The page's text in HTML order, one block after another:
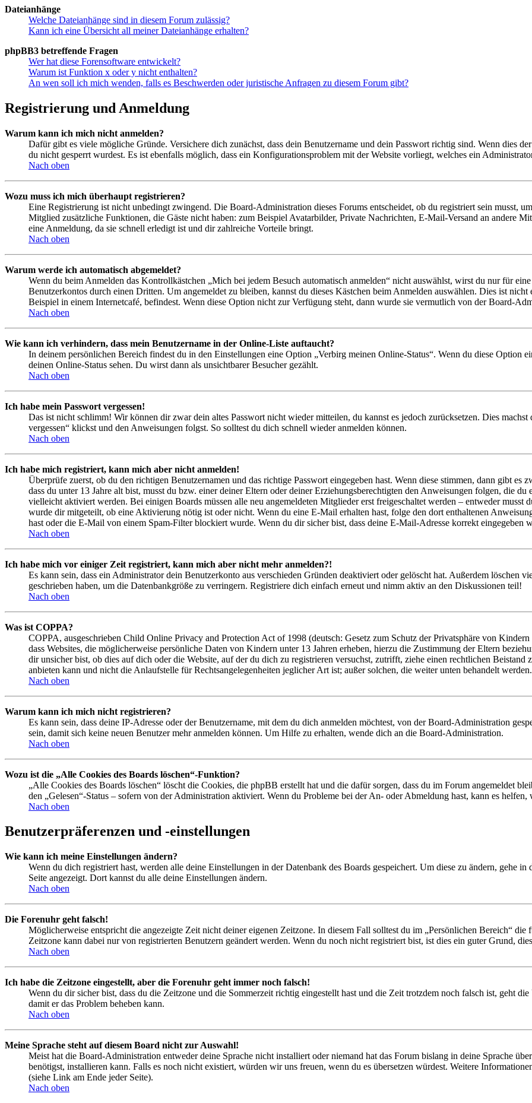
Dateianhänge
Welche Dateianhänge sind in diesem Forum zulässig?
Kann ich eine Übersicht all meiner Dateianhänge erhalten?
phpBB3 betreffende Fragen
Wer hat diese Forensoftware entwickelt?
Warum ist Funktion x oder y nicht enthalten?
An wen soll ich mich wenden, falls es Beschwerden oder juristische Anfragen zu diesem Forum gibt?
Registrierung und Anmeldung
Warum kann ich mich nicht anmelden?
Dafür gibt es viele mögliche Gründe. Versichere dich zunächst, dass dein Benutzername und dein Passwort richtig sind. Wenn dies
du nicht gesperrt wurdest. Es ist ebenfalls möglich, dass ein Konfigurationsproblem mit der Website vorliegt, welches ein
Nach oben
Wozu muss ich mich überhaupt registrieren?
Eine Registrierung ist nicht unbedingt zwingend. Die Board-Administration dieses Forums entscheidet, ob du registriert sein musst,
Mitglied zusätzliche Funktionen, die Gäste nicht haben: zum Beispiel Avatarbilder, Private Nachrichten, E-Mail-Versand an andere
eine Anmeldung, da sie schnell erledigt ist und dir zahlreiche Vorteile bringt.
Nach oben
Warum werde ich automatisch abgemeldet?
Wenn du beim Anmelden das Kontrollkästchen „Mich bei jedem Besuch automatisch anmelden“ nicht auswählst, wirst du nur für
Benutzerkontos durch einen Dritten. Um angemeldet zu bleiben, kannst du dieses Kästchen beim Anmelden auswählen. Dies ist
Beispiel in einem Internetcafé, befindest. Wenn diese Option nicht zur Verfügung steht, dann wurde sie vermutlich von der Board-
Nach oben
Wie kann ich verhindern, dass mein Benutzername in der Online-Liste auftaucht?
In deinem persönlichen Bereich findest du in den Einstellungen eine Option „Verbirg meinen Online-Status“. Wenn du diese Option
deinen Online-Status sehen. Du wirst dann als unsichtbarer Besucher gezählt.
Nach oben
Ich habe mein Passwort vergessen!
Das ist nicht schlimm! Wir können dir zwar dein altes Passwort nicht wieder mitteilen, du kannst es jedoch zurücksetzen. Dies
vergessen“ klickst und den Anweisungen folgst. So solltest du dich schnell wieder anmelden können.
Nach oben
Ich habe mich registriert, kann mich aber nicht anmelden!
Überprüfe zuerst, ob du den richtigen Benutzernamen und das richtige Passwort eingegeben hast. Wenn diese stimmen, dann gibt es
dass du unter 13 Jahre alt bist, musst du bzw. einer deiner Eltern oder deiner Erziehungsberechtigten den Anweisungen folgen, die
vielleicht aktiviert werden. Bei einigen Boards müssen alle neu angemeldeten Mitglieder erst freigeschaltet werden – entweder musst
wurde dir mitgeteilt, ob eine Aktivierung nötig ist oder nicht. Wenn du eine E-Mail erhalten hast, folge den dort enthaltenen
hast oder die E-Mail von einem Spam-Filter blockiert wurde. Wenn du dir sicher bist, dass deine E-Mail-Adresse korrekt eingegeben
Nach oben
Ich habe mich vor einiger Zeit registriert, kann mich aber nicht mehr anmelden?!
Es kann sein, dass ein Administrator dein Benutzerkonto aus verschieden Gründen deaktiviert oder gelöscht hat. Außerdem löschen
geschrieben haben, um die Datenbankgröße zu verringern. Registriere dich einfach erneut und nimm aktiv an den Diskussionen teil!
Nach oben
Was ist COPPA?
COPPA, ausgeschrieben Child Online Privacy and Protection Act of 1998 (deutsch: Gesetz zum Schutz der Privatsphäre von
dass Websites, die möglicherweise persönliche Daten von Kindern unter 13 Jahren erheben, hierzu die Zustimmung der Eltern
dir unsicher bist, ob dies auf dich oder die Website, auf der du dich zu registrieren versuchst, zutrifft, ziehe einen rechtlichen Beistand
anbieten kann und nicht die Anlaufstelle für Rechtsangelegenheiten jeglicher Art ist; außer solchen, die weiter unten behandelt werden.
Nach oben
Warum kann ich mich nicht registrieren?
Es kann sein, dass deine IP-Adresse oder der Benutzername, mit dem du dich anmelden möchtest, von der Board-Administration
sein, damit sich keine neuen Benutzer mehr anmelden können. Um Hilfe zu erhalten, wende dich an die Board-Administration.
Nach oben
Wozu ist die „Alle Cookies des Boards löschen“-Funktion?
„Alle Cookies des Boards löschen“ löscht die Cookies, die phpBB erstellt hat und die dafür sorgen, dass du im Forum angemeldet
den „Gelesen“-Status – sofern von der Administration aktiviert. Wenn du Probleme bei der An- oder Abmeldung hast, kann es
Nach oben
Benutzerpräferenzen und -einstellungen
Wie kann ich meine Einstellungen ändern?
Wenn du dich registriert hast, werden alle deine Einstellungen in der Datenbank des Boards gespeichert. Um diese zu ändern, gehe
Seite angezeigt. Dort kannst du alle deine Einstellungen ändern.
Nach oben
Die Forenuhr geht falsch!
Möglicherweise entspricht die angezeigte Zeit nicht deiner eigenen Zeitzone. In diesem Fall solltest du im „Persönlichen Bereich“
Zeitzone kann dabei nur von registrierten Benutzern geändert werden. Wenn du noch nicht registriert bist, ist dies ein guter Grund,
Nach oben
Ich habe die Zeitzone eingestellt, aber die Forenuhr geht immer noch falsch!
Wenn du dir sicher bist, dass du die Zeitzone und die Sommerzeit richtig eingestellt hast und die Zeit trotzdem noch falsch ist, geht
damit er das Problem beheben kann.
Nach oben
Meine Sprache steht auf diesem Board nicht zur Auswahl!
Meist hat die Board-Administration entweder deine Sprache nicht installiert oder niemand hat das Forum bislang in deine Sprache
benötigst, installieren kann. Falls es noch nicht existiert, würden wir uns freuen, wenn du es übersetzen würdest. Weitere
(siehe Link am Ende jeder Seite).
Nach oben